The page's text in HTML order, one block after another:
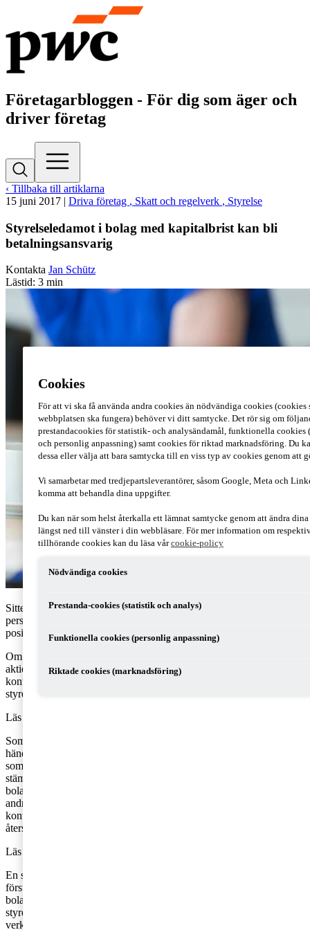
Företagarbloggen - För dig som äger och
driver företag
‹ Tillbaka till artiklarna
15 juni 2017 | Driva företag , Skatt och regelverk , Styrelse
Styrelseledamot i bolag med kapitalbrist kan bli
betalningsansvarig
Kontakta Jan Schütz
Lästid: 3 min
Sitter du i styrelsen för ett aktiebolag med kapitalbrist? Då kan du bli
personligt betalningsansvarig för bolagets skulder även om din
position som styrelseledamot främst har varit symbolisk.
Om det finns skäl att anta att mer än hälften av bolagets registrerade
aktiekapital har förbrukats, ska styrelsen genast upprätta
kontrollbalansräkning. Om detta inte sker, kan du som
styrelseledamot bli personligt betalningsskyldig för bolagets skulder.
Läs också:
Som styrelseledamot blir du också betalningsansvarig om styrelsen i
händelse av kapitalbrist inte kallar till en så kallad kontrollstämma
som ska pröva om bolaget ska gå i likvidation eller inte. Om
stämman kommer fram till att bolaget inte ska likvideras måste
bolaget inom åtta månader efter den första kontrollstämman hålla en
andra kontrollstämma där det läggs fram en ny
kontrollbalansräkning som visar att bolagets aktiekapital har
återställts.
Läs också:
En styrelseledamot som kan visa att han eller hon inte har agerat
försumligt under ansvarsperioden undgår dock personligt ansvar för
bolagets skulder. Men även om du anser att du endast har suttit i
styrelsen ”på papperet” och inte aktivt deltagit i bolagets
verksamhet, kan du anses ha agerat försumligt som styrelseledamot.
Cookies
För att vi ska få använda andra cookies än nödvändiga cookies (cookies
webbplatsen ska fungera) behöver vi ditt samtycke. Det rör sig om
prestandacookies för statistik- och analysändamål, funktionella
och personlig anpassning) samt cookies för riktad marknadsföring. Du
dessa eller välja att bara samtycka till en viss typ av cookies genom att
Vi samarbetar med tredjepartsleverantörer, såsom Google, Meta och
komma att behandla dina uppgifter.
Du kan när som helst återkalla ett lämnat samtycke genom att ändra
längst ned till vänster i din webbläsare. För mer information om
tillhörande cookies kan du läsa vårcookie-policy
Nödvändiga cookies
Prestanda-cookies (statistik och analys)
Funktionella cookies (personlig anpassning)
Riktade cookies (marknadsföring)